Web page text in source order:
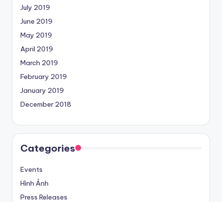
July 2019
June 2019
May 2019
April 2019
March 2019
February 2019
January 2019
December 2018
Categories
Events
Hình Ảnh
Press Releases